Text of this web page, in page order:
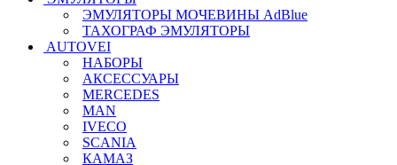
ЭМУЛЯТОРЫ МОЧЕВИНЫ АdBlue
ТАХОГРАФ ЭМУЛЯТОРЫ
AUTOVEI
НАБОРЫ
АКСЕССУАРЫ
MERCEDES
MAN
IVECO
SCANIA
КАМАЗ